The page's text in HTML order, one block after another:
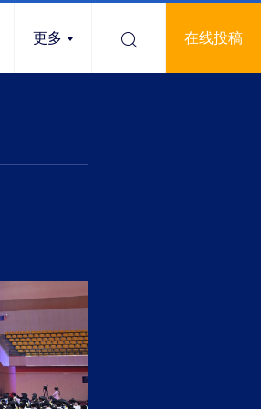
更多 在线投稿